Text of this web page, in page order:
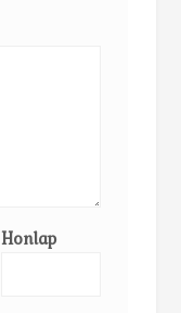
Honlap